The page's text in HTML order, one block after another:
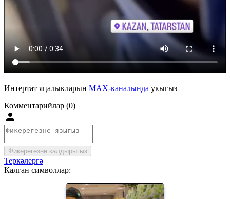
Интертат яңалыкларын MAX-каналында укыгыз
Комментарийлар (0)
Фикерегезне калдырыгыз
Теркәлергә
Калган символлар: